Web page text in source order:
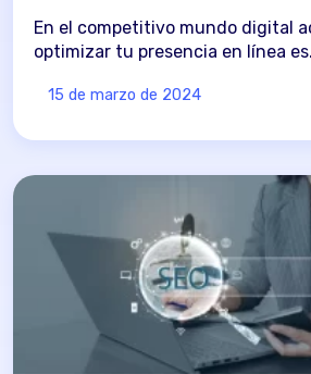
En el competitivo mundo digital
optimizar tu presencia en línea
15 de marzo de 2024